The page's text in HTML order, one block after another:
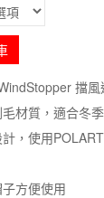
擋
材質，適合冬
，使用
方便使用